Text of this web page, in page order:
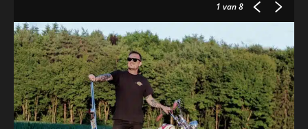
1 van 8